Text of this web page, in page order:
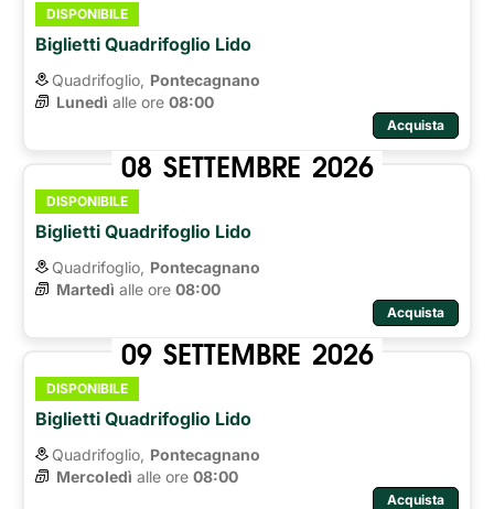
DISPONIBILE
Biglietti Quadrifoglio Lido
Quadrifoglio, Pontecagnano
Lunedì alle ore 08:00
Acquista
08 SETTEMBRE 2026
DISPONIBILE
Biglietti Quadrifoglio Lido
Quadrifoglio, Pontecagnano
Martedì alle ore 08:00
Acquista
09 SETTEMBRE 2026
DISPONIBILE
Biglietti Quadrifoglio Lido
Quadrifoglio, Pontecagnano
Mercoledì alle ore 08:00
Acquista